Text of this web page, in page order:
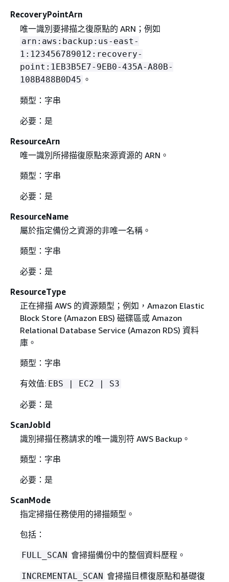
RecoveryPointArn
唯一識別要掃描之復原點的 ARN；例如
arn:aws:backup:us-east-
1:123456789012:recovery-
point:1EB3B5E7-9EB0-435A-A80B-
108B488B0D45 。
類型：字串
必要：是
ResourceArn
唯一識別所掃描復原點來源資源的 ARN。
類型：字串
必要：是
ResourceName
屬於指定備份之資源的非唯一名稱。
類型：字串
必要：是
ResourceType
正在掃描 AWS 的資源類型；例如，Amazon Elastic
Block Store (Amazon EBS) 磁碟區或 Amazon
Relational Database Service (Amazon RDS) 資料
庫。
類型：字串
有效值: EBS | EC2 | S3
必要：是
ScanJobId
識別掃描任務請求的唯一識別符 AWS Backup。
類型：字串
必要：是
ScanMode
指定掃描任務使用的掃描類型。
包括：
FULL_SCAN 會掃描備份中的整個資料歷程。
INCREMENTAL_SCAN 會掃描目標復原點和基礎復